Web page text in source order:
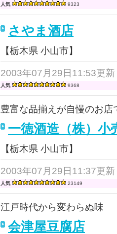
人気 9323
さやま酒店
【栃木県 小山市】
2003年07月29日11:53更新
人気 9368
豊富な品揃えが自慢のお店
一徳酒造（株）小
【栃木県 小山市】
2003年07月29日11:37更新
人気 23149
江戸時代から変わらぬ味
会津屋豆腐店